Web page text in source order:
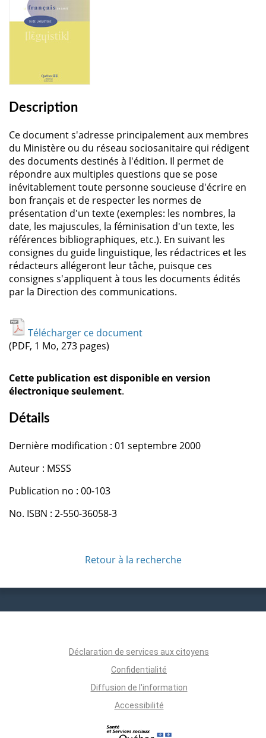
Description
Ce document s'adresse principalement aux membres
du Ministère ou du réseau sociosanitaire qui rédigent
des documents destinés à l'édition. Il permet de
répondre aux multiples questions que se pose
inévitablement toute personne soucieuse d'écrire en
bon français et de respecter les normes de
présentation d'un texte (exemples: les nombres, la
date, les majuscules, la féminisation d'un texte, les
références bibliographiques, etc.). En suivant les
consignes du guide linguistique, les rédactrices et les
rédacteurs allégeront leur tâche, puisque ces
consignes s'appliquent à tous les documents édités
par la Direction des communications.
Télécharger ce document
(PDF, 1 Mo, 273 pages)
Cette publication est disponible en version
électronique seulement.
Détails
Dernière modification : 01 septembre 2000
Auteur : MSSS
Publication no : 00-103
No. ISBN : 2-550-36058-3
Retour à la recherche
Déclaration de services aux citoyens
Confidentialité
Diffusion de l'information
Accessibilité